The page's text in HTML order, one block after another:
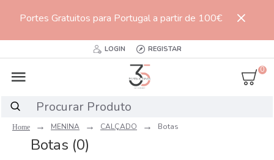
Portes Gratuitos para Portugal a partir de 100€
LOGIN REGISTAR
0
MENINA CALÇADO Botas
Botas (0)